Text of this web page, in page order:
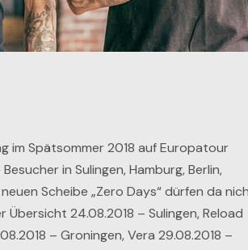
im Spätsommer 2018 auf Europatour
in Sulingen, Hamburg, Berlin,
Scheibe „Zero Days“ dürfen da
24.08.2018 – Sulingen, Reload
– Groningen, Vera 29.08.2018 –